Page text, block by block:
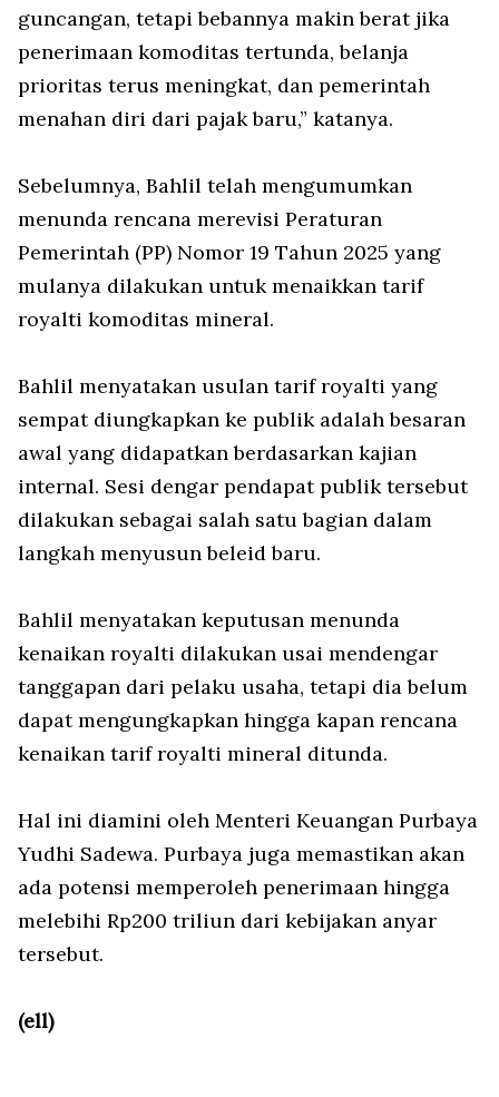
guncangan, tetapi bebannya makin berat jika
penerimaan komoditas tertunda, belanja
prioritas terus meningkat, dan pemerintah
menahan diri dari pajak baru,” katanya.
Sebelumnya, Bahlil telah mengumumkan
menunda rencana merevisi Peraturan
Pemerintah (PP) Nomor 19 Tahun 2025 yang
mulanya dilakukan untuk menaikkan tarif
royalti komoditas mineral.
Bahlil menyatakan usulan tarif royalti yang
sempat diungkapkan ke publik adalah besaran
awal yang didapatkan berdasarkan kajian
internal. Sesi dengar pendapat publik tersebut
dilakukan sebagai salah satu bagian dalam
langkah menyusun beleid baru.
Bahlil menyatakan keputusan menunda
kenaikan royalti dilakukan usai mendengar
tanggapan dari pelaku usaha, tetapi dia belum
dapat mengungkapkan hingga kapan rencana
kenaikan tarif royalti mineral ditunda.
Hal ini diamini oleh Menteri Keuangan Purbaya
Yudhi Sadewa. Purbaya juga memastikan akan
ada potensi memperoleh penerimaan hingga
melebihi Rp200 triliun dari kebijakan anyar
tersebut.
(ell)